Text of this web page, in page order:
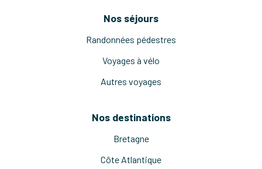
Nos séjours
Randonnées pédestres
Voyages à vélo
Autres voyages
Nos destinations
Bretagne
Côte Atlantique